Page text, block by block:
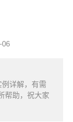
06
详解，有需
帮助，祝大家